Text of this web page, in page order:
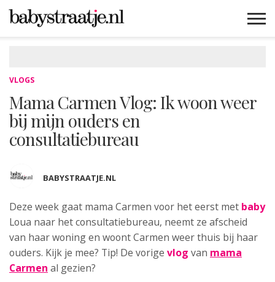
VLOGS
Mama Carmen Vlog: Ik woon weer
bij mijn ouders en
consultatiebureau
BABYSTRAATJE.NL
Deze week gaat mama Carmen voor het eerst met baby
Loua naar het consultatiebureau, neemt ze afscheid
van haar woning en woont Carmen weer thuis bij haar
ouders. Kijk je mee? Tip! De vorige vlog van mama
Carmen al gezien?